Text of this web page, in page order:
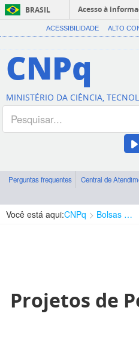
BRASIL
Acesso à
ACESSIBILIDADE ALTO
CNPq
MINISTÉRIO DA CIÊNCIA,
Perguntas frequentes Central de
Você está aqui:CNPq Bolsas e Auxílios Vigentes
Projetos de